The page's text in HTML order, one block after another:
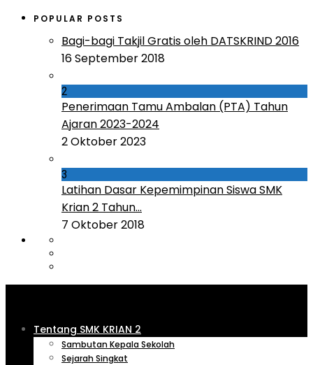
POPULAR POSTS
Bagi-bagi Takjil Gratis oleh DATSKRIND 2016
16 September 2018
2
Penerimaan Tamu Ambalan (PTA) Tahun
Ajaran 2023-2024
2 Oktober 2023
3
Latihan Dasar Kepemimpinan Siswa SMK
Krian 2 Tahun...
7 Oktober 2018
Tentang SMK KRIAN 2
Sambutan Kepala Sekolah
Sejarah Singkat